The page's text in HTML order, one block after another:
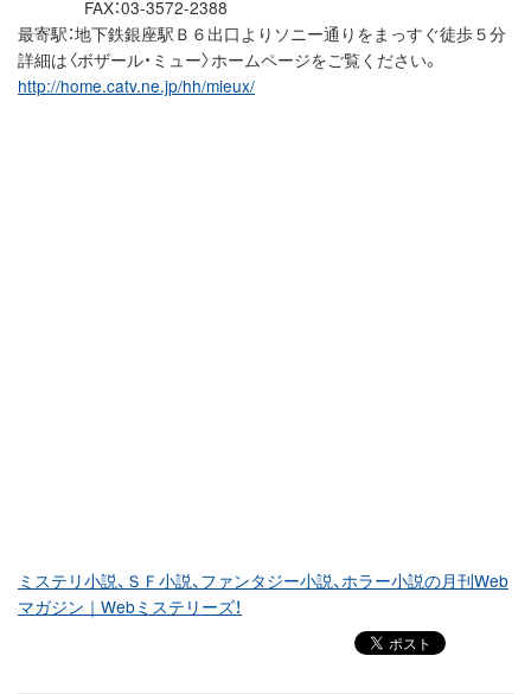
FAX：03-3572-2388
最寄駅：地下鉄銀座駅Ｂ６出口よりソニー通りをまっすぐ徒歩５分
詳細は〈ボザール・ミュー〉ホームページをご覧ください。
http://home.catv.ne.jp/hh/mieux/
ミステリ小説、ＳＦ小説、ファンタジー小説、ホラー小説の月刊Web
マガジン｜Webミステリーズ！